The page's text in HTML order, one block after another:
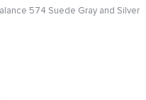
574 Suede Gray and Silver